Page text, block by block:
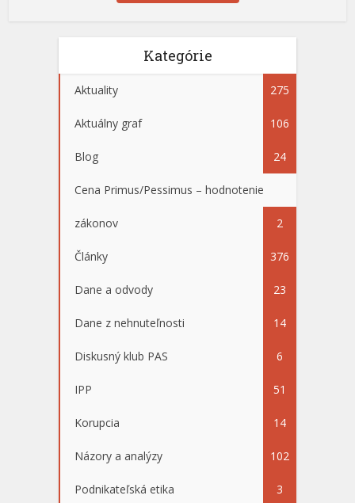
Kategórie
Aktuality 275
Aktuálny graf 106
Blog 24
Cena Primus/Pessimus – hodnotenie
zákonov 2
Články 376
Dane a odvody 23
Dane z nehnuteľnosti 14
Diskusný klub PAS 6
IPP 51
Korupcia 14
Názory a analýzy 102
Podnikateľská etika 3